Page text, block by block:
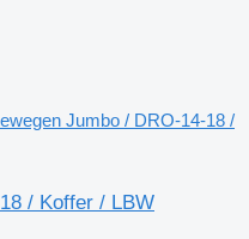
Jumbo / DRO-14-18 /
/ Koffer / LBW